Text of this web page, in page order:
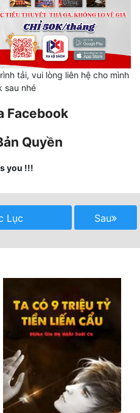
tải, vui lòng liên hệ cho mình
sau nhé
Facebook
Quyền
you !!!
Lục Sau